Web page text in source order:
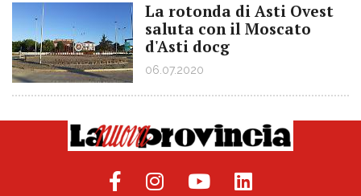
La rotonda di Asti Ovest
saluta con il Moscato
d'Asti docg
06.07.2020